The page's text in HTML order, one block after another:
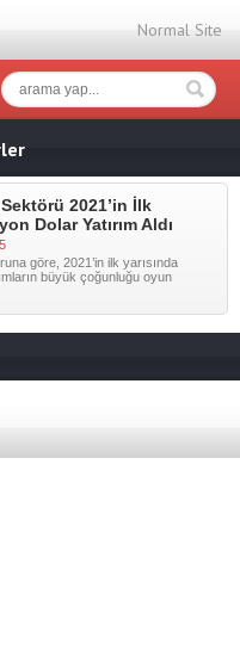
Normal Site
2021’in İlk
Dolar Yatırım Aldı
göre, 2021’in ilk yarısında
büyük çoğunluğu oyun